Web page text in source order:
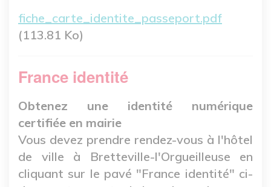
Fichier
fiche_carte_identite_passeport.pdf
(113.81 Ko)
France identité
Obtenez une identité numérique
certifiée en mairie
Vous devez prendre rendez-vous à l'hôtel
de ville à Bretteville-l'Orgueilleuse en
cliquant sur le pavé "France identité" ci-